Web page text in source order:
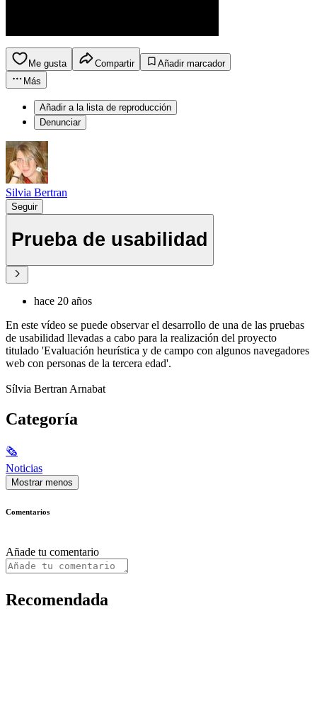
Me gusta Compartir
Añadir marcador
Más
Añadir a la lista de reproducción
Denunciar
Silvia Bertran
Seguir
Prueba de usabilidad
hace 20 años
En este vídeo se puede observar el desarrollo de una de las pruebas
de usabilidad llevadas a cabo para la realización del proyecto
titulado 'Evaluación heurística y de campo con algunos navegadores
web con personas de la tercera edad'.
Sílvia Bertran Arnabat
Categoría
🗞
Noticias
Mostrar menos
Comentarios
Añade tu comentario
Recomendada